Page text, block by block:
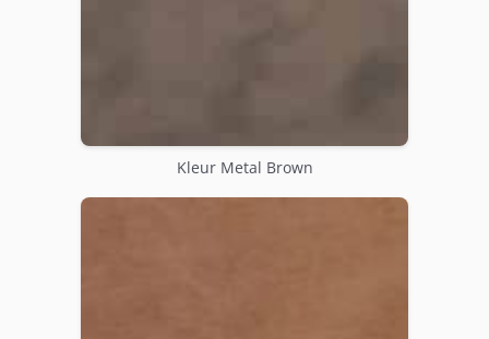
Kleur Metal Brown